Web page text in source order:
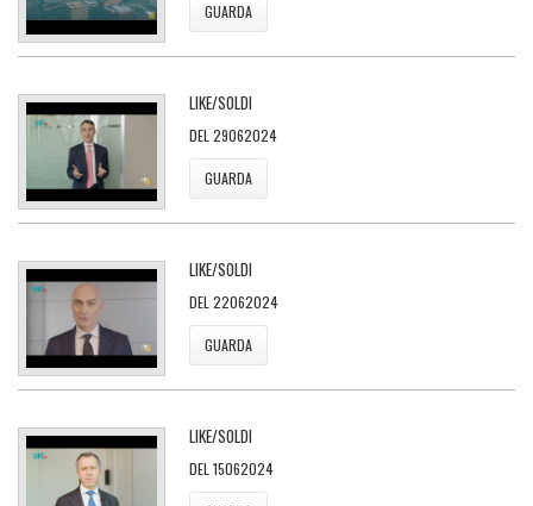
GUARDA
LIKE/SOLDI
DEL 29062024
GUARDA
LIKE/SOLDI
DEL 22062024
GUARDA
LIKE/SOLDI
DEL 15062024